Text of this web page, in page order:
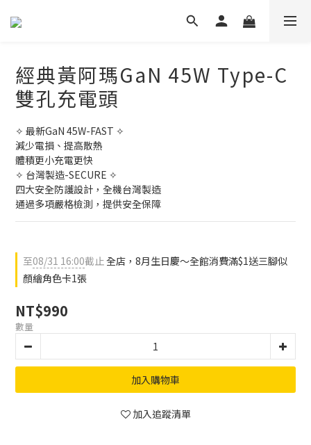
經典黃阿瑪GaN 45W Type-C
雙孔充電頭
✧ 最新GaN 45W-FAST ✧
減少電損、提高散熱
體積更小充電更快
✧ 台灣製造-SECURE ✧
四大安全防護設計，全機台灣製造
通過多項嚴格檢測，提供安全保障
至08/31 16:00截止全店，8月生日慶～全館消費滿$1送三腳似
顏繪角色卡1張
NT$990
數量
加入購物車
加入追蹤清單